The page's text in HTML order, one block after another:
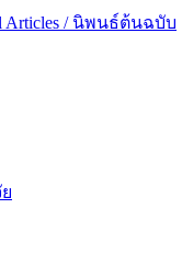
Articles / นิพนธ์ต้นฉบับ